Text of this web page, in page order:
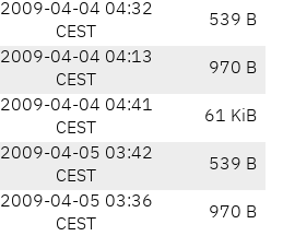
2009-04-04 04:32
CEST
539 B
2009-04-04 04:13
CEST
970 B
2009-04-04 04:41
CEST
61 KiB
2009-04-05 03:42
CEST
539 B
2009-04-05 03:36
CEST
970 B